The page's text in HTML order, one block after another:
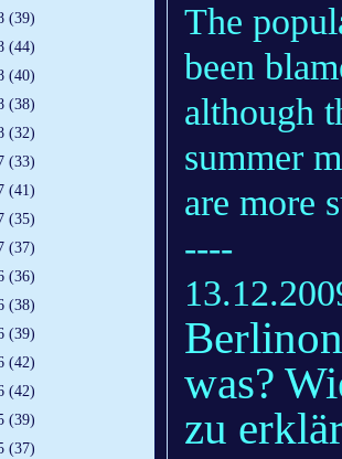
(39)
(44)
(40)
(38)
(32)
(33)
(41)
(35)
(37)
(36)
(38)
(39)
(42)
(42)
(39)
(37)
The
been
although
summer
are more
----
was?
zu